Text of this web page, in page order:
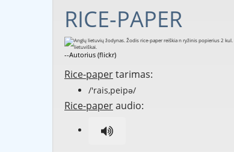
RICE-PAPER
--Autorius (flickr)
Rice-papertarimas:
/'rais,peipə/
Rice-paperaudio: